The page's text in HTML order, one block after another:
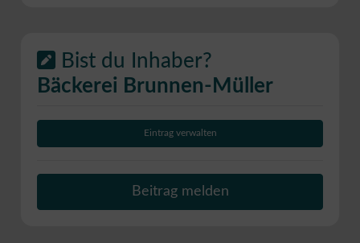
Bist du Inhaber?
Bäckerei Brunnen-Müller
Eintrag verwalten
Beitrag melden